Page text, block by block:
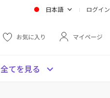
日本語 ログイン
お気に入り マイページ
全てを見る